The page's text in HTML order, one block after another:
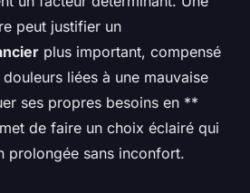
peut justifier un
plus important, compensé
liées à une mauvaise
ses propres besoins en **
de faire un choix éclairé qui
prolongée sans inconfort.